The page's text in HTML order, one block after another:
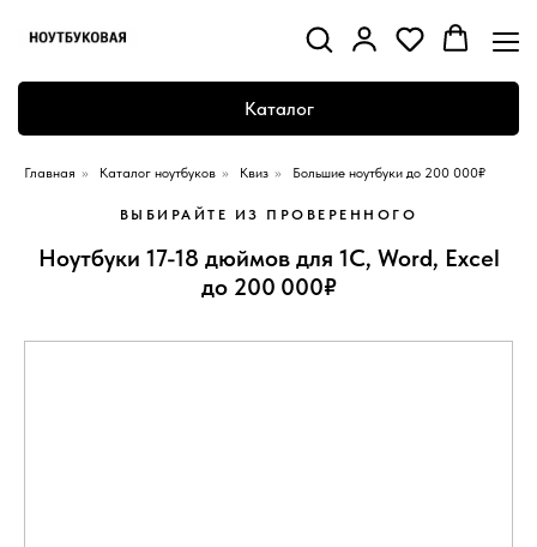
Каталог
Главная » Каталог ноутбуков » Квиз » Большие ноутбуки до 200 000₽
ВЫБИРАЙТЕ ИЗ ПРОВЕРЕННОГО
Ноутбуки 17-18 дюймов для 1С, Word, Excel
до 200 000₽